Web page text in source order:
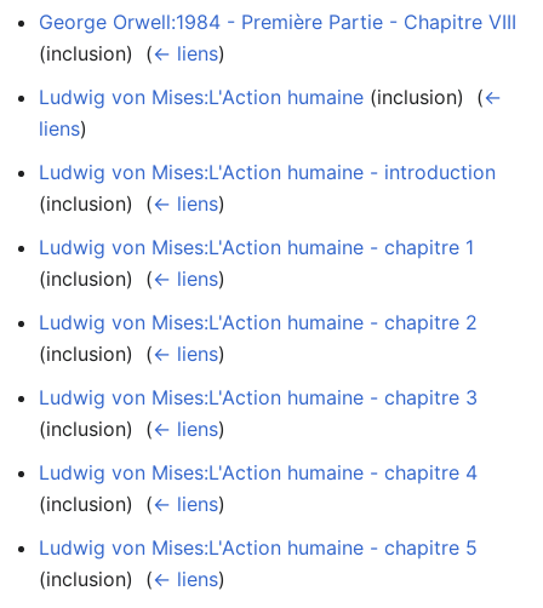
George Orwell:1984 - Première Partie - Chapitre VIII
(inclusion) ‎ (← liens)
Ludwig von Mises:L'Action humaine (inclusion) ‎ (←
liens)
Ludwig von Mises:L'Action humaine - introduction
(inclusion) ‎ (← liens)
Ludwig von Mises:L'Action humaine - chapitre 1
(inclusion) ‎ (← liens)
Ludwig von Mises:L'Action humaine - chapitre 2
(inclusion) ‎ (← liens)
Ludwig von Mises:L'Action humaine - chapitre 3
(inclusion) ‎ (← liens)
Ludwig von Mises:L'Action humaine - chapitre 4
(inclusion) ‎ (← liens)
Ludwig von Mises:L'Action humaine - chapitre 5
(inclusion) ‎ (← liens)